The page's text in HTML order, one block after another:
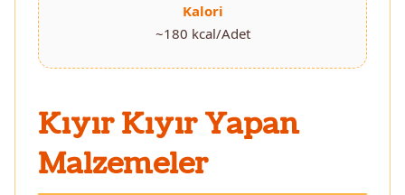
Kalori
~180 kcal/Adet
Kıyır Kıyır Yapan
Malzemeler